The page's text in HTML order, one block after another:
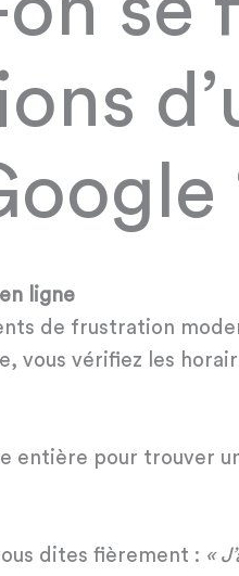
ligne
de frustration
vous vérifiez les
entière pour trouver
dites fièrement : «